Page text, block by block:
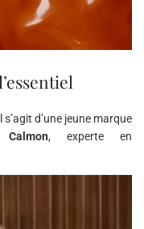
s’agit d’une jeune marque
, experte en